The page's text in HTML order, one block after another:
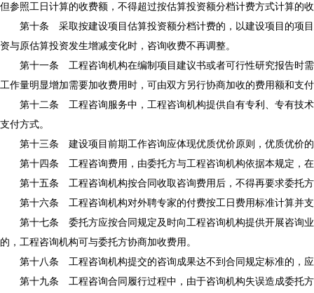
但参照工日计算的收费额，不得超过按估算投资额分档计费方式计算的
第十条 采取按建设项目估算投资额分档计费的，以建设项目的项目
资与原估算投资发生增减变化时，咨询收费不再调整。
第十一条 工程咨询机构在编制项目建议书或者可行性研究报告时需
工作量明显增加需要加收费用时，可由双方另行协商加收的费用额和支
第十二条 工程咨询服务中，工程咨询机构提供自有专利、专有技术
支付方式。
第十三条 建设项目前期工作咨询应体现优质优价原则，优质优价的
第十四条 工程咨询费用，由委托方与工程咨询机构依据本规定，在
第十五条 工程咨询机构按合同收取咨询费用后，不得再要求委托方
第十六条 工程咨询机构对外聘专家的付费按工日费用标准计算并支
第十七条 委托方应按合同规定及时向工程咨询机构提供开展咨询业
的，工程咨询机构可与委托方协商加收费用。
第十八条 工程咨询机构提交的咨询成果达不到合同规定标准的，应
第十九条 工程咨询合同履行过程中，由于咨询机构失误造成委托方